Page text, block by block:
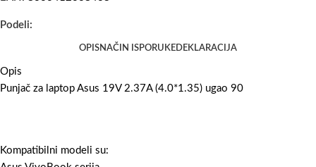
Podeli:
OPISNAČIN ISPORUKEDEKLARACIJA
Opis
Punjač za laptop Asus 19V 2.37A (4.0*1.35) ugao 90
Kompatibilni modeli su: